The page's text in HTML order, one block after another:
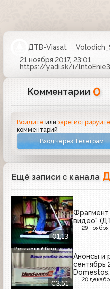
ДТВ-Viasat
21 ноября 2017, 23:01
https://yadi.sk/i/
Комментарии 0
Войдите или
комментарий
Вход через Телеграм
Ещё записи с канала
01:13
видео"
29 ноября
03:51
Анонсы и
сентябрь
20
Рекламный блок